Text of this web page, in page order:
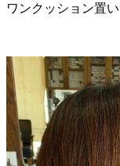
ワンクッション置